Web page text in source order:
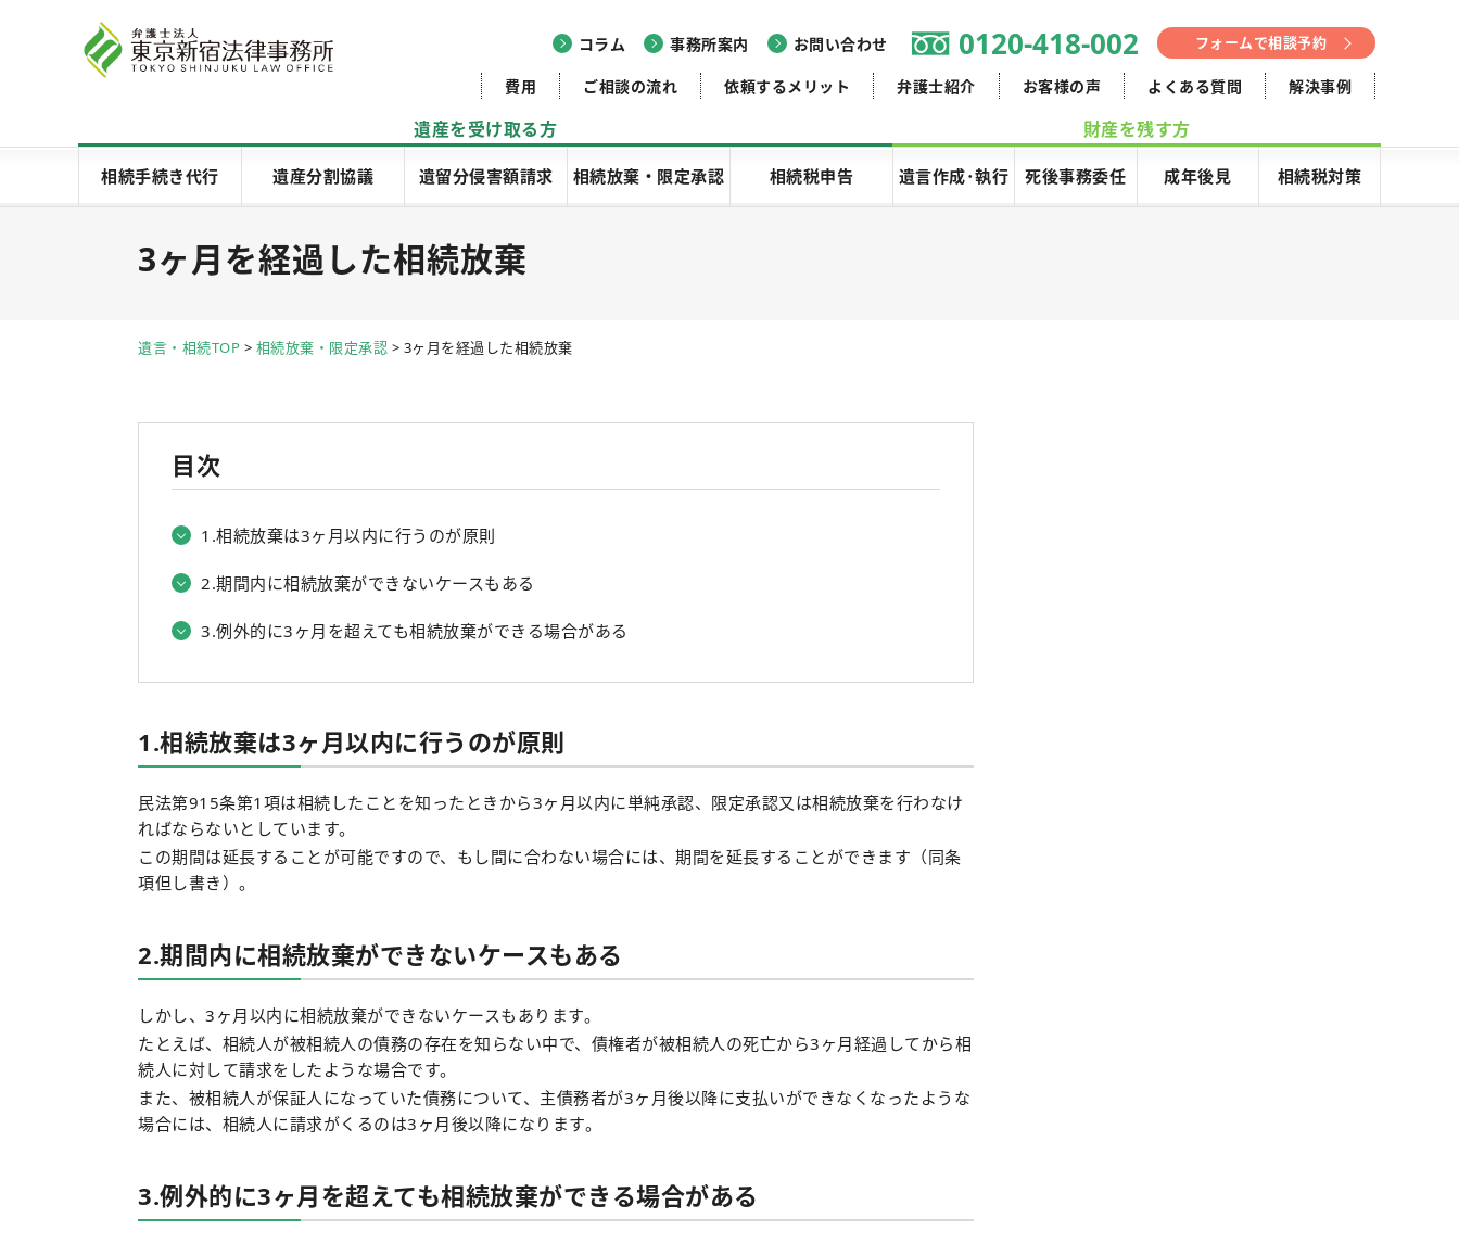
コラム 事務所案内 お問い合わせ 0120-418-002 フォームで相談予約
費用 ご相談の流れ 依頼するメリット 弁護士紹介 お客様の声 よくある質問 解決事例
遺産を受け取る方 財産を残す方
相続手続き代行 遺産分割協議 遺留分侵害額請求 相続放棄・限定承認 相続税申告 遺言作成･執行 死後事務委任 成年後見 相続税対策
3ヶ月を経過した相続放棄
遺言・相続TOP > 相続放棄・限定承認 > 3ヶ月を経過した相続放棄
目次
1.相続放棄は3ヶ月以内に行うのが原則
2.期間内に相続放棄ができないケースもある
3.例外的に3ヶ月を超えても相続放棄ができる場合がある
1.相続放棄は3ヶ月以内に行うのが原則
民法第915条第1項は相続したことを知ったときから3ヶ月以内に単純承認、限定承認又は相続放棄を行わなけ
ればならないとしています。
この期間は延長することが可能ですので、もし間に合わない場合には、期間を延長することができます（同条
項但し書き）。
2.期間内に相続放棄ができないケースもある
しかし、3ヶ月以内に相続放棄ができないケースもあります。
たとえば、相続人が被相続人の債務の存在を知らない中で、債権者が被相続人の死亡から3ヶ月経過してから相
続人に対して請求をしたような場合です。
また、被相続人が保証人になっていた債務について、主債務者が3ヶ月後以降に支払いができなくなったような
場合には、相続人に請求がくるのは3ヶ月後以降になります。
3.例外的に3ヶ月を超えても相続放棄ができる場合がある